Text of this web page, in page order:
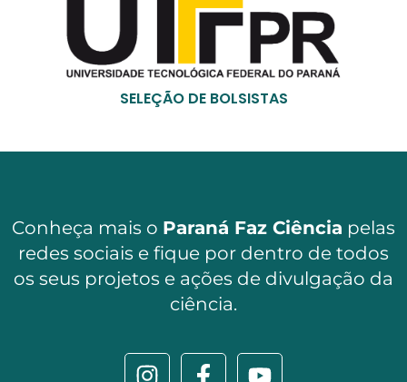
SELEÇÃO DE BOLSISTAS
Conheça mais o Paraná Faz Ciência pelas
redes sociais e fique por dentro de todos
os seus projetos e ações de divulgação da
ciência.